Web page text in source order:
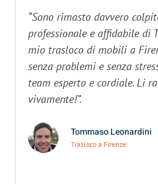
“Sono rimasto davvero
professionale e affidabile di
mio trasloco di mobili a
senza problemi e senza
team esperto e cordiale. Li
vivamente!”.
Tommaso Leonardini
Trasloco a Firenze